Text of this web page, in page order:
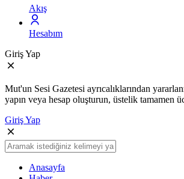
Akış
Hesabım
Giriş Yap
Mut'un Sesi Gazetesi ayrıcalıklarından
yapın veya hesap oluşturun, üstelik tamamen
Giriş Yap
Anasayfa